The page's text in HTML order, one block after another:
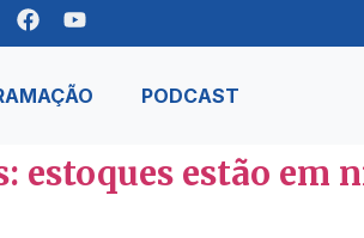
PODCAST
estoques estão em